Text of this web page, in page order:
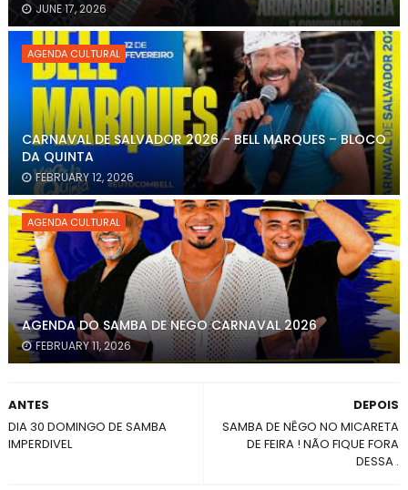
JUNE 17, 2026
AGENDA CULTURAL
CARNAVAL DE SALVADOR 2026 – BELL MARQUES – BLOCO
DA QUINTA
FEBRUARY 12, 2026
AGENDA CULTURAL
AGENDA DO SAMBA DE NEGO CARNAVAL 2026
FEBRUARY 11, 2026
DEPOIS
SAMBA DE NÊGO NO MICARETA
DE FEIRA ! NÃO FIQUE FORA
DESSA .
ANTES
DIA 30 DOMINGO DE SAMBA
IMPERDIVEL